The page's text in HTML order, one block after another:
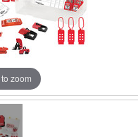
zoom